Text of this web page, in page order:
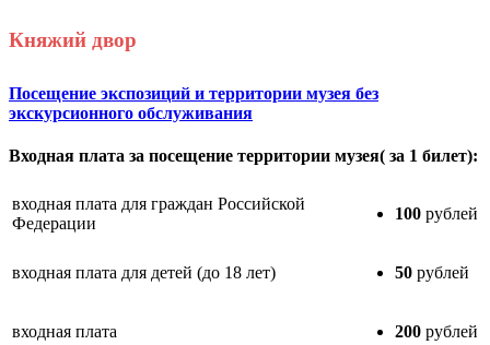
Княжий двор
Посещение экспозиций и территории музея без
экскурсионного обслуживания
Входная плата за посещение территории музея( за 1 билет):
входная плата для граждан Российской
Федерации
100 рублей
входная плата для детей (до 18 лет) 50 рублей
входная плата 200 рублей